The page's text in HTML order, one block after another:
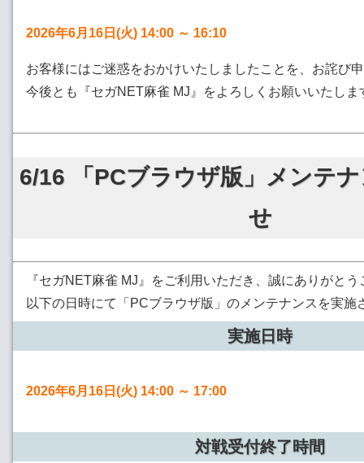
2026年6月16日(火) 14:00 ～ 16:10
お客様にはご迷惑をおかけいたしましたことを、お詫び
今後とも『セガNET麻雀 MJ』をよろしくお願いいたしま
6/16 「PCブラウザ版」メンテ
せ
『セガNET麻雀 MJ』をご利用いただき、誠にありがと
以下の日時にて「PCブラウザ版」のメンテナンスを実施
実施日時
2026年6月16日(火) 14:00 ～ 17:00
対戦受付終了時間